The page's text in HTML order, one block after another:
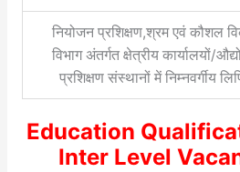
नियोजन प्रशिक्षण,श्रम एवं कौशल
विभाग अंतर्गत क्षेत्रीय कार्यालयों/
प्रशिक्षण संस्थानों में निम्नवर्गीय
Education
Inter Level